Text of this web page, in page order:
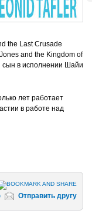
the Last Crusade
and the Kingdom of
сын в исполнении Шайи
лет работает
в работе над
Отправить другу